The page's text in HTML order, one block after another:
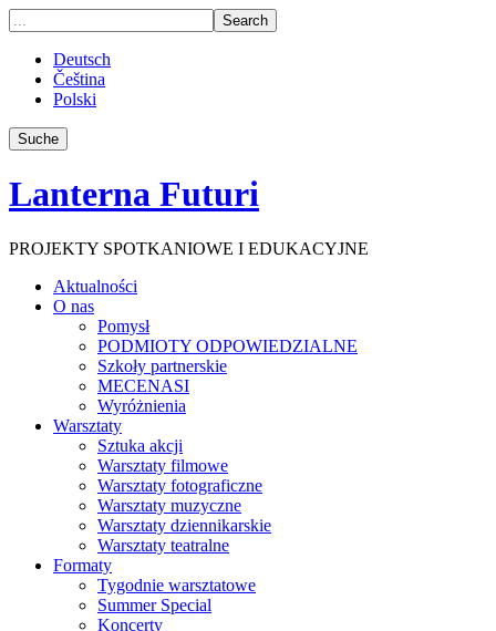
Deutsch
Čeština
Polski
Suche
Lanterna Futuri
PROJEKTY SPOTKANIOWE I EDUKACYJNE
Aktualności
O nas
Pomysł
PODMIOTY ODPOWIEDZIALNE
Szkoły partnerskie
MECENASI
Wyróżnienia
Warsztaty
Sztuka akcji
Warsztaty filmowe
Warsztaty fotograficzne
Warsztaty muzyczne
Warsztaty dziennikarskie
Warsztaty teatralne
Formaty
Tygodnie warsztatowe
Summer Special
Koncerty